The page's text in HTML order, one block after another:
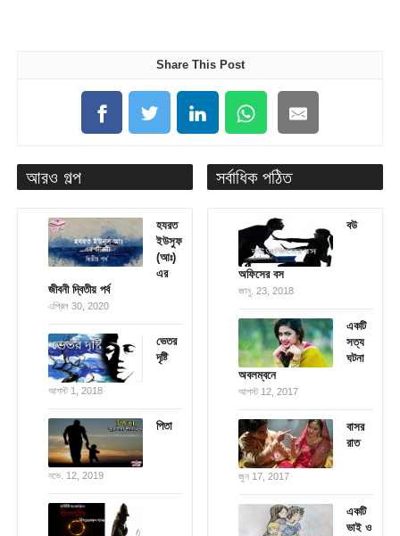
Share This Post
আরও গল্প
হযরত
ইউসুফ
(আঃ)
এর
জীবনী দ্বিতীয় পর্ব
এপ্রিল 30, 2020
ভেতর
দৃষ্টি
আগস্ট 1, 2018
পিতা
নভে. 12, 2019
সর্বাধিক পঠিত
বউ
অফিসের বস
জানু. 23, 2018
একটি
সত্য
ঘটনা
অবলম্বনে
আগস্ট 12, 2017
বাসর
রাত
জুন 17, 2017
একটি
ভাই ও